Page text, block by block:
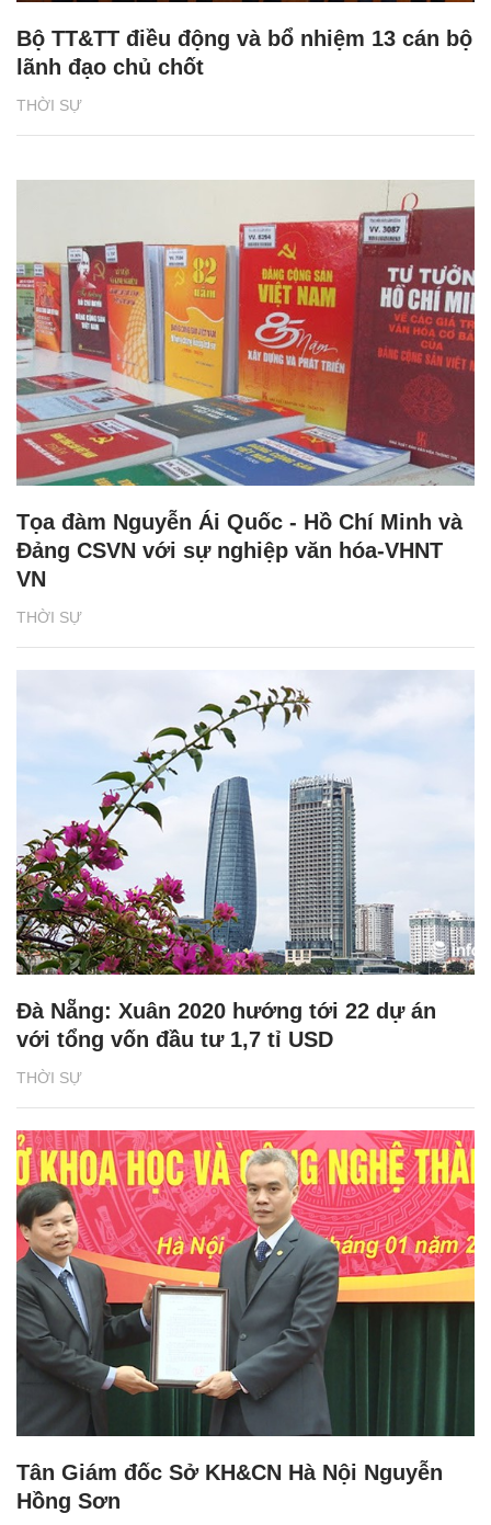
THỜI SỰ
Bộ TT&TT điều động và bổ nhiệm 13 cán bộ
lãnh đạo chủ chốt
THỜI SỰ
Tọa đàm Nguyễn Ái Quốc - Hồ Chí Minh và
Đảng CSVN với sự nghiệp văn hóa-VHNT
VN
THỜI SỰ
Đà Nẵng: Xuân 2020 hướng tới 22 dự án
với tổng vốn đầu tư 1,7 tỉ USD
Tân Giám đốc Sở KH&CN Hà Nội Nguyễn
Hồng Sơn